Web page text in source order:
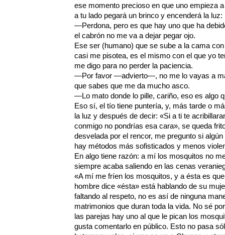
ese momento precioso en que uno empieza
a tu lado pegará un brinco y encenderá la luz:
—Perdona, pero es que hay uno que ha
el cabrón no me va a dejar pegar ojo.
Ese ser (humano) que se sube a la cama
casi me pisotea, es el mismo con el que yo
me digo para no perder la paciencia.
—Por favor —advierto—, no me lo vayas a
que sabes que me da mucho asco.
—Lo mato donde lo pille, cariño, eso es algo
Eso sí, el tío tiene puntería, y, más tarde o
la luz y después de decir: «Si a ti te
conmigo no pondrías esa cara», se queda
desvelada por el rencor, me pregunto si
hay métodos más sofisticados y menos
En algo tiene razón: a mí los mosquitos no
siempre acaba saliendo en las cenas
«A mí me fríen los mosquitos, y a ésta es
hombre dice «ésta» está hablando de su
faltando al respeto, no es así de ninguna
matrimonios que duran toda la vida. No sé
las parejas hay uno al que le pican los
gusta comentarlo en público. Esto no pasa